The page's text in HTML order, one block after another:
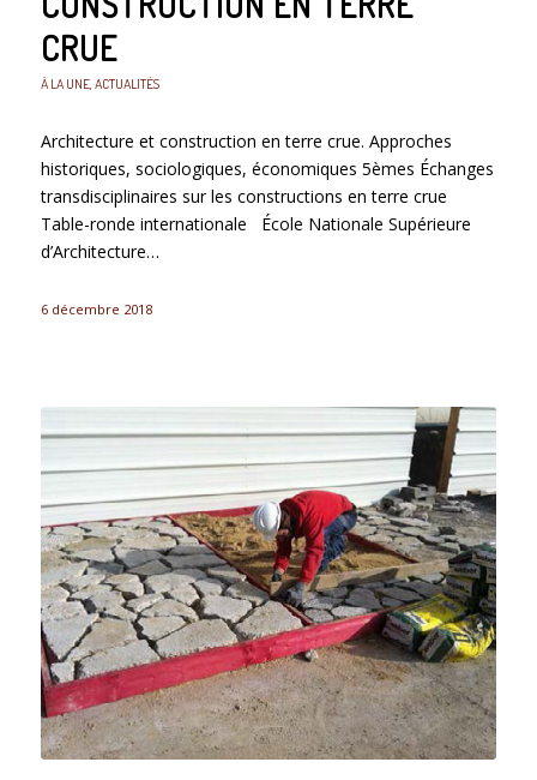
CRUE
À LA UNE, ACTUALITÉS
Architecture et construction en terre crue. Approches
historiques, sociologiques, économiques 5èmes Échanges
transdisciplinaires sur les constructions en terre crue
Table-ronde internationale École Nationale Supérieure
d’Architecture…
6 décembre 2018